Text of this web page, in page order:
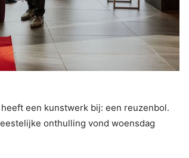
een kunstwerk bij: een reuzenbol.
onthulling vond woensdag